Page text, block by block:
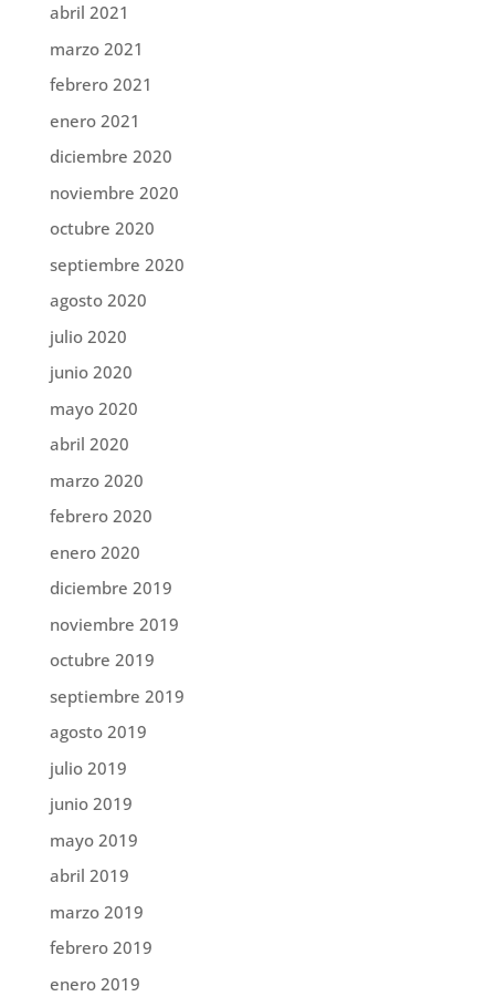
abril 2021
marzo 2021
febrero 2021
enero 2021
diciembre 2020
noviembre 2020
octubre 2020
septiembre 2020
agosto 2020
julio 2020
junio 2020
mayo 2020
abril 2020
marzo 2020
febrero 2020
enero 2020
diciembre 2019
noviembre 2019
octubre 2019
septiembre 2019
agosto 2019
julio 2019
junio 2019
mayo 2019
abril 2019
marzo 2019
febrero 2019
enero 2019